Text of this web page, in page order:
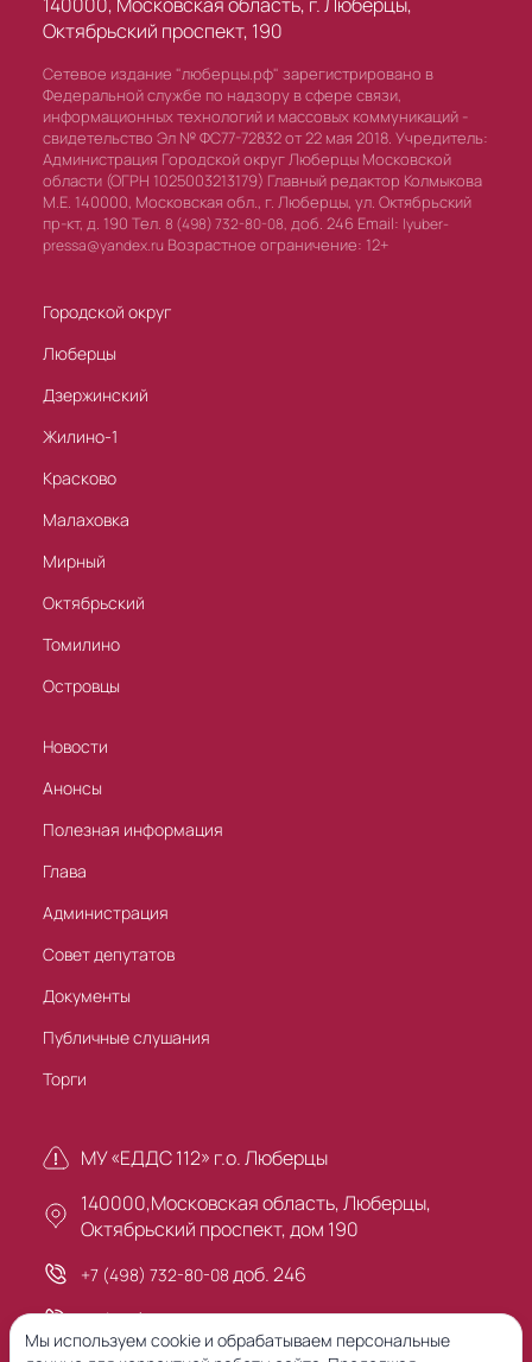
Октябрьский проспект, 190
Сетевое издание "люберцы.рф" зарегистрировано в
Федеральной службе по надзору в сфере связи,
информационных технологий и массовых коммуникаций -
свидетельство Эл № ФС77-72832 от 22 мая 2018. Учредитель:
Администрация Городской округ Люберцы Московской
области (ОГРН 1025003213179) Главный редактор Колмыкова
М.Е. 140000, Московская обл., г. Люберцы, ул. Октябрьский
пр-кт, д. 190 Тел. 8 (498) 732-80-08, доб. 246 Email: lyuber-
pressa@yandex.ru Возрастное ограничение: 12+
Городской округ
Люберцы
Дзержинский
Жилино-1
Красково
Малаховка
Мирный
Октябрьский
Томилино
Островцы
Новости
Анонсы
Полезная информация
Глава
Администрация
Совет депутатов
Документы
Публичные слушания
Торги
МУ «ЕДДС 112» г.о. Люберцы
140000,Московская область, Люберцы,
Октябрьский проспект, дом 190
+7 (498) 732-80-08 доб. 246
+7 (495) 503-30-00
Мы используем cookie и обрабатываем персональные